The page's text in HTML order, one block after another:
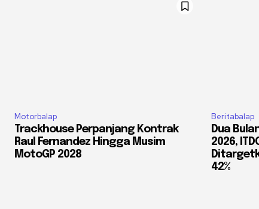
Motorbalap
Trackhouse Perpanjang Kontrak
Raul Fernandez Hingga Musim
MotoGP 2028
Beritabalap
Dua
2026,
42%